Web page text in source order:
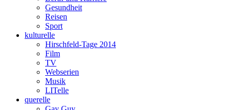
Gesundheit
Reisen
Sport
kulturelle
Hirschfeld-Tage 2014
Film
TV
Webserien
Musik
LITelle
querelle